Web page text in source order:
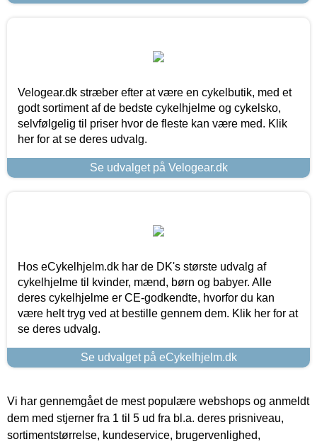
Velogear.dk stræber efter at være en cykelbutik, med et
godt sortiment af de bedste cykelhjelme og cykelsko,
selvfølgelig til priser hvor de fleste kan være med. Klik
her for at se deres udvalg.
Se udvalget på Velogear.dk
Hos eCykelhjelm.dk har de DK's største udvalg af
cykelhjelme til kvinder, mænd, børn og babyer. Alle
deres cykelhjelme er CE-godkendte, hvorfor du kan
være helt tryg ved at bestille gennem dem. Klik her for at
se deres udvalg.
Se udvalget på eCykelhjelm.dk
Vi har gennemgået de mest populære webshops og anmeldt
dem med stjerner fra 1 til 5 ud fra bl.a. deres prisniveau,
sortimentstørrelse, kundeservice, brugervenlighed,